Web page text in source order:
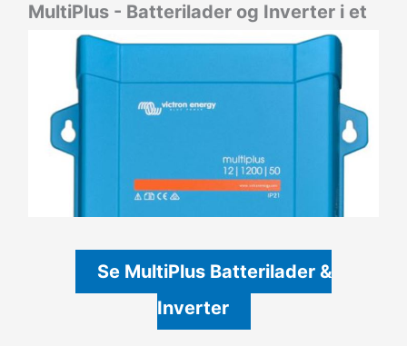
MultiPlus - Batterilader og Inverter i et
Se MultiPlus Batterilader &
Inverter